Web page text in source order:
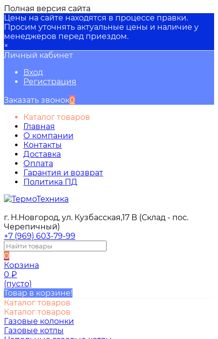
Полная версия сайта
Цены на сайте находятся в процессе правки.
Просим уточнять актуальные цены и наличие у
менеджеров перед приездом.
×
Личный кабинет
Вход
Регистрация
Заказать звонок0
Каталог товаров
Главная
О компании
Контакты
Доставка
Оплата
Гарантия и возврат
Политика ПД
г. Н.Новгород, ул. Кузбасская,17 В (Склад - пос.
Черепичный)
+7 (969) 603-79-99
0
Корзина
0 ₽
(пусто)
Товар в корзине!
Каталог товаров
Каталог товаров
Газовые колонки
Газовые котлы